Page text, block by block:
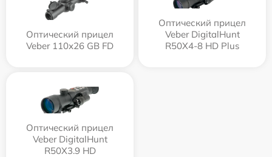
Оптический прицел
Veber 110х26 GB FD
Оптический прицел
Veber DigitalHunt
R50X4-8 HD Plus
Оптический прицел
Veber DigitalHunt
R50X3.9 HD